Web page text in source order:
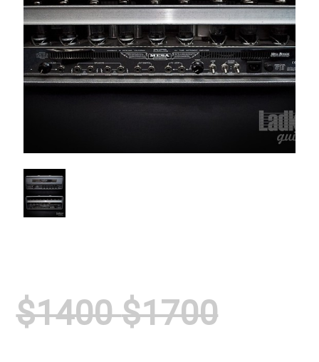
$1400$1700